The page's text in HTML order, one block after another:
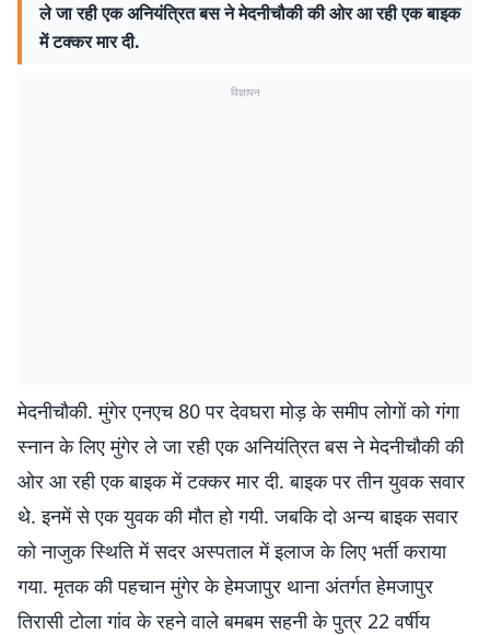
ले जा रही एक अनियंत्रित बस ने मेदनीचौकी की ओर आ रही एक बाइक
में टक्कर मार दी.
विज्ञापन
मेदनीचौकी. मुंगेर एनएच 80 पर देवघरा मोड़ के समीप लोगों को गंगा
स्नान के लिए मुंगेर ले जा रही एक अनियंत्रित बस ने मेदनीचौकी की
ओर आ रही एक बाइक में टक्कर मार दी. बाइक पर तीन युवक सवार
थे. इनमें से एक युवक की मौत हो गयी. जबकि दो अन्य बाइक सवार
को नाजुक स्थिति में सदर अस्पताल में इलाज के लिए भर्ती कराया
गया. मृतक की पहचान मुंगेर के हेमजापुर थाना अंतर्गत हेमजापुर
तिरासी टोला गांव के रहने वाले बमबम सहनी के पुत्र 22 वर्षीय